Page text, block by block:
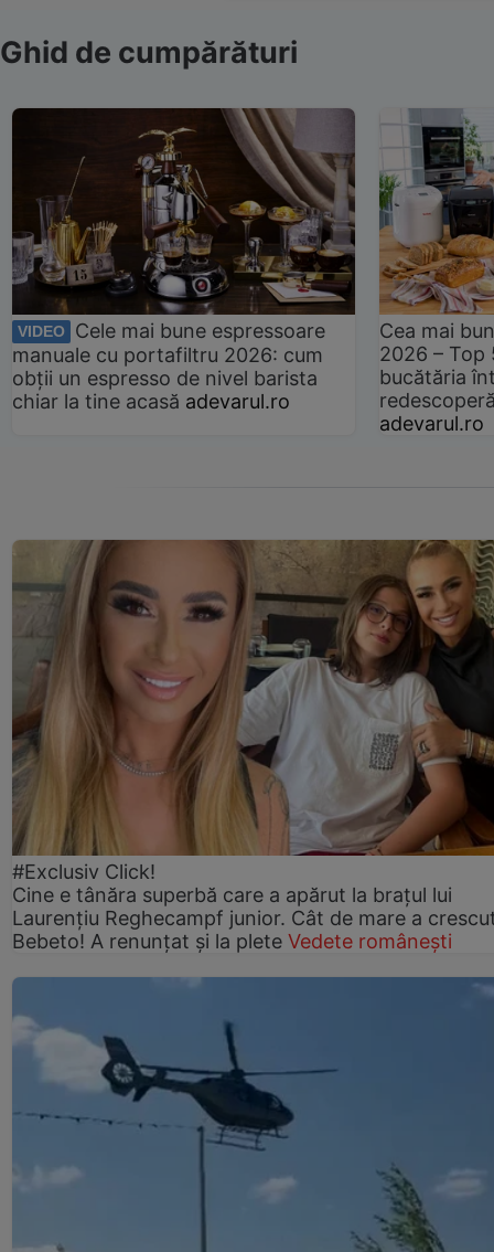
Ghid de cumpărături
VIDEO
Cele mai bune espressoare
manuale cu portafiltru 2026: cum
obții un espresso de nivel barista
chiar la tine acasă adevarul.ro
Cea mai
2026 –
bucătăria
adevarul.ro
#Exclusiv Click!
Cine e tânăra superbă care a apărut la brațul lui
Laurențiu Reghecampf junior. Cât de mare a
Bebeto! A renunțat și la plete Vedete românești